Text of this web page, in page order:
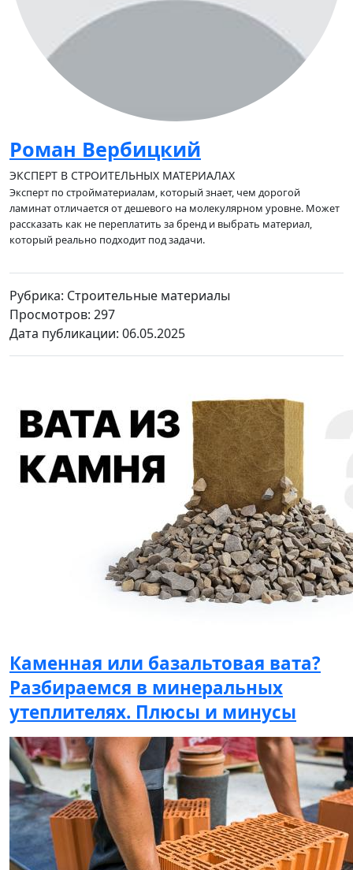
Роман Вербицкий
ЭКСПЕРТ В СТРОИТЕЛЬНЫХ МАТЕРИАЛАХ
Эксперт по стройматериалам, который знает, чем дорогой
ламинат отличается от дешевого на молекулярном уровне. Может
рассказать как не переплатить за бренд и выбрать материал,
который реально подходит под задачи.
Рубрика: Строительные материалы
Просмотров: 297
Дата публикации: 06.05.2025
Каменная или базальтовая вата?
Разбираемся в минеральных
утеплителях. Плюсы и минусы